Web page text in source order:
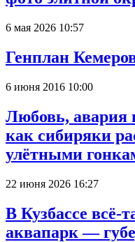
6 мая 2026 10:57
Генплан
6 июня 2016 10:00
Любовь, авария
как сибиряки
улётными
22 июня 2026 16:27
В Кузбассе всё-
аквапарк —